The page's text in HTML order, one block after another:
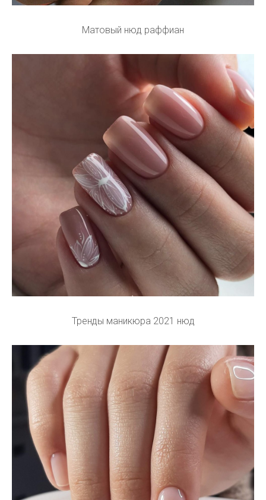
Матовый нюд раффиан
Тренды маникюра 2021 нюд